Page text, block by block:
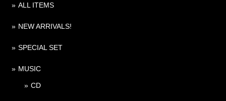
ALL ITEMS
NEW ARRIVALS!
SPECIAL SET
MUSIC
CD